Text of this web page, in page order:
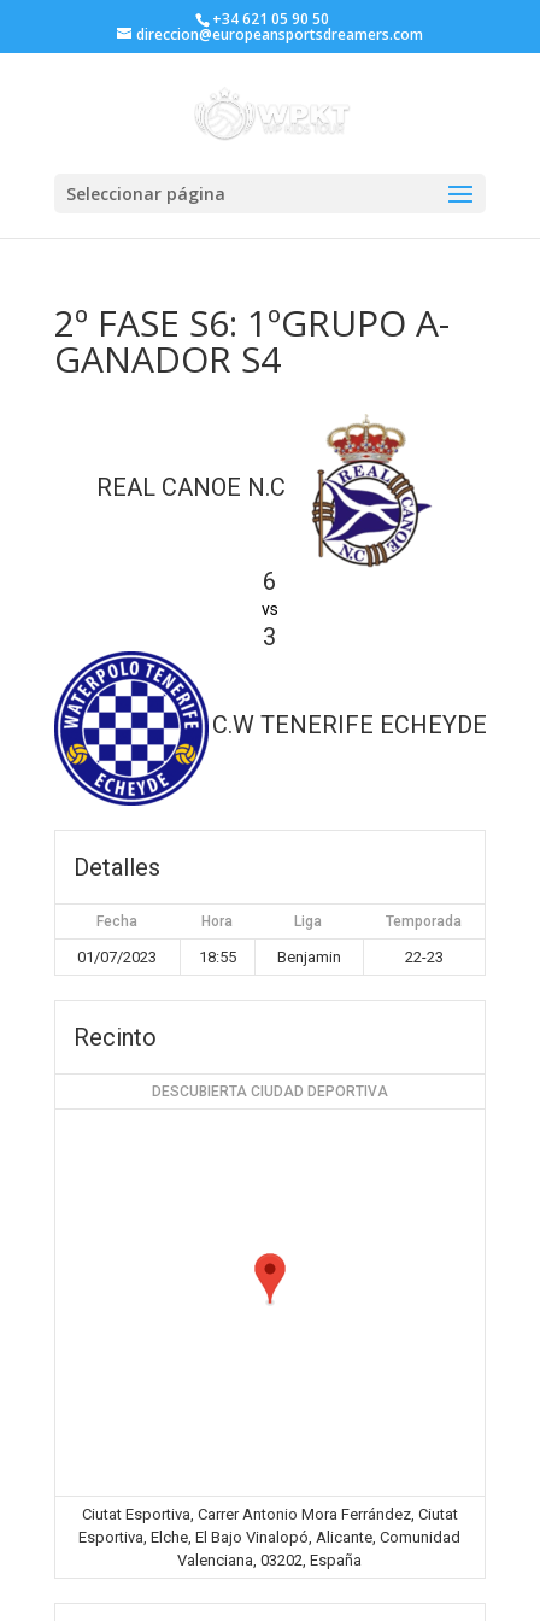
+34 621 05 90 50
direccion@europeansportsdreamers.com
Seleccionar página
2º FASE S6: 1ºGRUPO A-
GANADOR S4
REAL CANOE N.C
6
vs
3
C.W TENERIFE ECHEYDE
Detalles
Fecha Hora Liga Temporada
01/07/2023 18:55 Benjamin 22-23
Recinto
DESCUBIERTA CIUDAD DEPORTIVA
Ciutat Esportiva, Carrer Antonio Mora Ferrández, Ciutat
Esportiva, Elche, El Bajo Vinalopó, Alicante, Comunidad
Valenciana, 03202, España